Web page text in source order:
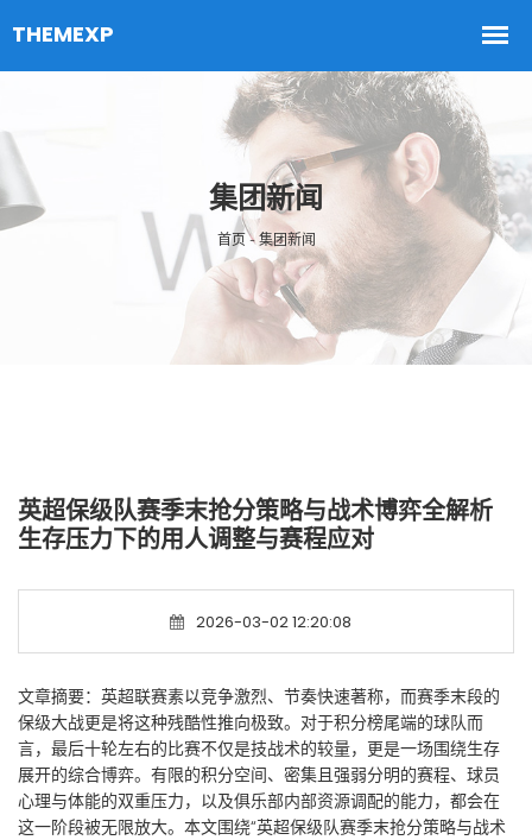
集团新闻
首页 - 集团新闻
英超保级队赛季末抢分策略与战术博弈全解析
生存压力下的用人调整与赛程应对
2026-03-02 12:20:08
文章摘要：英超联赛素以竞争激烈、节奏快速著称，而赛季末段的
保级大战更是将这种残酷性推向极致。对于积分榜尾端的球队而
言，最后十轮左右的比赛不仅是技战术的较量，更是一场围绕生存
展开的综合博弈。有限的积分空间、密集且强弱分明的赛程、球员
心理与体能的双重压力，以及俱乐部内部资源调配的能力，都会在
这一阶段被无限放大。本文围绕“英超保级队赛季末抢分策略与战术